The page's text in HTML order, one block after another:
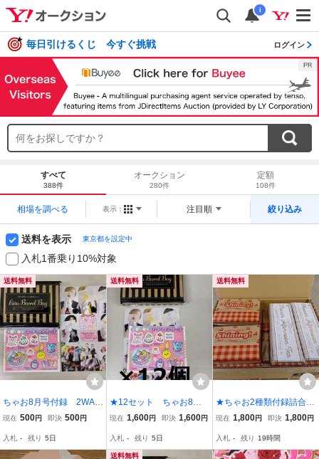
i
毎日引けるくじ 今すぐ挑戦 ログイン
すべて
388件
オークション
280件
定額
108件
相場を調べる 表示： 注目順 絞り込み
送料を表示 東京都を設定中
入札1番乗り10%対象
送料無料
ちゃお8月号付録 2WAY
ラウンドボストンバッ
とぷりボイスビジュアル
カード！ 未開封
現在 500円 即決 500円
入札 - 残り 5日
送料無料
★12セット ちゃお8月
号付録 2WAYラウンド
ゃお限定！すとぷりボイ
スビジュアルカード！
現在 1,600円 即決 1,600円
入札 - 残り 5日
送料無料
★ちゃお2種類付録詰合
せ 3月号春色チェック2
ときめきアフタヌーンテ
ィーツインペン×22個
現在 1,800円 即決 1,800円
入札 - 残り 19時間
送料無料